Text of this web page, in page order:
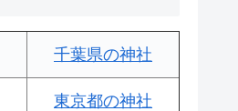
千葉県の神社
東京都の神社